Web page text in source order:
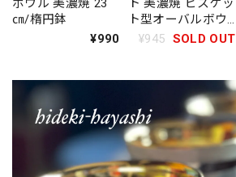
ボウル 美濃焼 23
㎝/楕円鉢
¥990
ト 美濃焼 ビスケッ
ト型オーバルボウ
ル／楕円鉢
¥945 SOLD OUT